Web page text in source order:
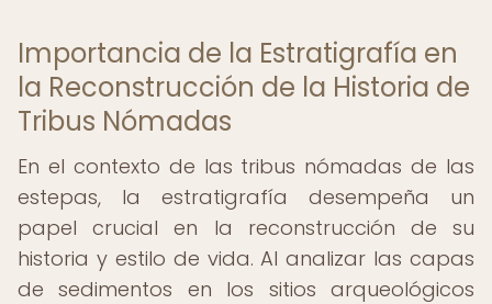
Importancia de la Estratigrafía en
la Reconstrucción de la Historia de
Tribus Nómadas
En el contexto de las tribus nómadas de las
estepas, la estratigrafía desempeña un
papel crucial en la reconstrucción de su
historia y estilo de vida. Al analizar las capas
de sedimentos en los sitios arqueológicos